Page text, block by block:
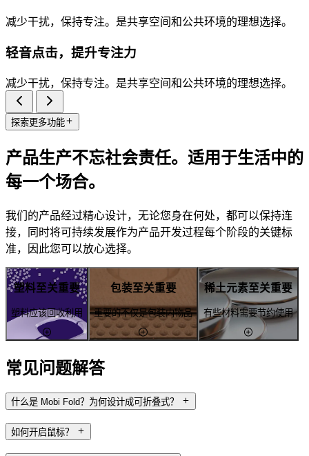
减少干扰，保持专注。是共享空间和公共环境的理想选择。
轻音点击，提升专注力
减少干扰，保持专注。是共享空间和公共环境的理想选择。
探索更多功能
产品生产不忘社会责任。适用于生活中的
每一个场合。
我们的产品经过精心设计，无论您身在何处，都可以保持连
接，同时将可持续发展作为产品开发过程每个阶段的关键标
准，因此您可以放心选择。
塑料至关重要
塑料应该回收利用
包装至关重要
重要的不仅是包装内物品
稀土元素至关重要
有些材料需要节约使用
常见问题解答
什么是 Mobi Fold？为何设计成可折叠式？
如何开启鼠标？